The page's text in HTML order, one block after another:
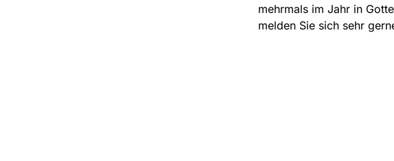
mehrmals im Jahr in
melden Sie sich sehr